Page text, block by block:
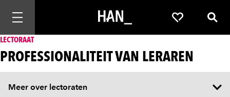
Mobiele navigatie openen Favorieten
LECTORAAT
PROFESSIONALITEIT VAN LERAREN
Meer over lectoraten